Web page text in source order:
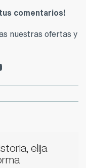
comentarios!
nuestras ofertas y
Caldú
elija